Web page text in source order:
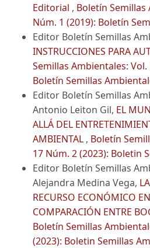
Editorial , Boletín Semillas
Núm. 1 (2019): Boletín
Editor Boletín Semillas
INSTRUCCIONES PARA
Semillas Ambientales: Vol.
Boletín Semillas
Editor Boletín Semillas
Antonio Leiton Gil, EL
ALLÁ DEL
AMBIENTAL , Boletín
17 Núm. 2 (2023): Boletin
Editor Boletín Semillas
Alejandra Medina Vega,
RECURSO ECONÓMICO
COMPARACIÓN ENTRE
Boletín Semillas
(2023): Boletin Semillas